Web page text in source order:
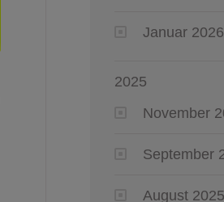
Januar 2026
2025
November
September
August 2025